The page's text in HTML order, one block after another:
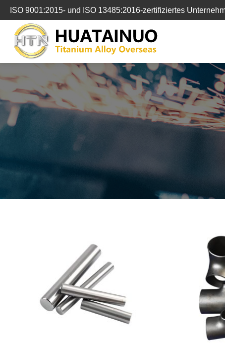
转
ISO 9001:2015- und ISO 13485:2016-zertifiziertes